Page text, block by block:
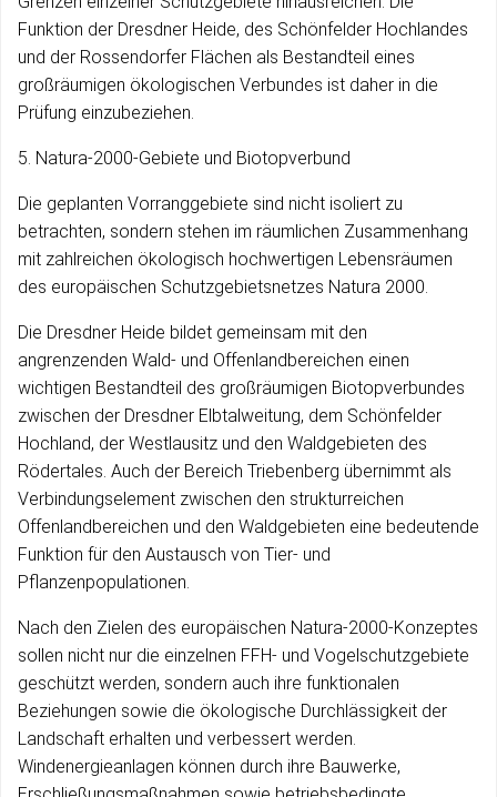
Funktion der Dresdner Heide, des Schönfelder Hochlandes
und der Rossendorfer Flächen als Bestandteil eines
großräumigen ökologischen Verbundes ist daher in die
Prüfung einzubeziehen.
5. Natura-2000-Gebiete und Biotopverbund
Die geplanten Vorranggebiete sind nicht isoliert zu
betrachten, sondern stehen im räumlichen Zusammenhang
mit zahlreichen ökologisch hochwertigen Lebensräumen
des europäischen Schutzgebietsnetzes Natura 2000.
Die Dresdner Heide bildet gemeinsam mit den
angrenzenden Wald- und Offenlandbereichen einen
wichtigen Bestandteil des großräumigen Biotopverbundes
zwischen der Dresdner Elbtalweitung, dem Schönfelder
Hochland, der Westlausitz und den Waldgebieten des
Rödertales. Auch der Bereich Triebenberg übernimmt als
Verbindungselement zwischen den strukturreichen
Offenlandbereichen und den Waldgebieten eine bedeutende
Funktion für den Austausch von Tier- und
Pflanzenpopulationen.
Nach den Zielen des europäischen Natura-2000-Konzeptes
sollen nicht nur die einzelnen FFH- und Vogelschutzgebiete
geschützt werden, sondern auch ihre funktionalen
Beziehungen sowie die ökologische Durchlässigkeit der
Landschaft erhalten und verbessert werden.
Windenergieanlagen können durch ihre Bauwerke,